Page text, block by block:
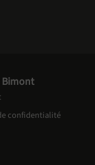
Bimont
confidentialité